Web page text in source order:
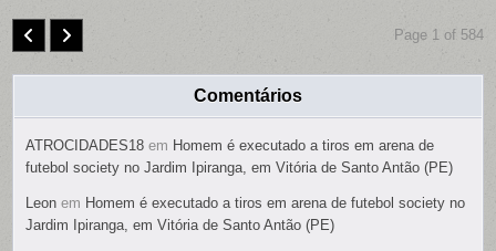
Page 1 of 584
Comentários
ATROCIDADES18 em Homem é executado a tiros em arena de
futebol society no Jardim Ipiranga, em Vitória de Santo Antão (PE)
Leon em Homem é executado a tiros em arena de futebol society no
Jardim Ipiranga, em Vitória de Santo Antão (PE)